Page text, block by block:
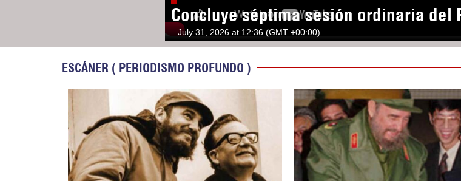
Concluye séptima sesión ordinaria del
July 31, 2026 at 12:36 (GMT +00:00)
ESCÁNER ( PERIODISMO PROFUNDO )